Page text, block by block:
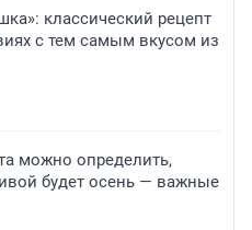
классический рецепт
с тем самым вкусом из
можно определить,
будет осень — важные